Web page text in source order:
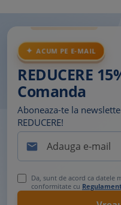
ACUM PE E-MAIL
REDUCERE
Comanda
Aboneaza-te la
REDUCERE!

Da, sunt de acord ca datele
conformitate cu